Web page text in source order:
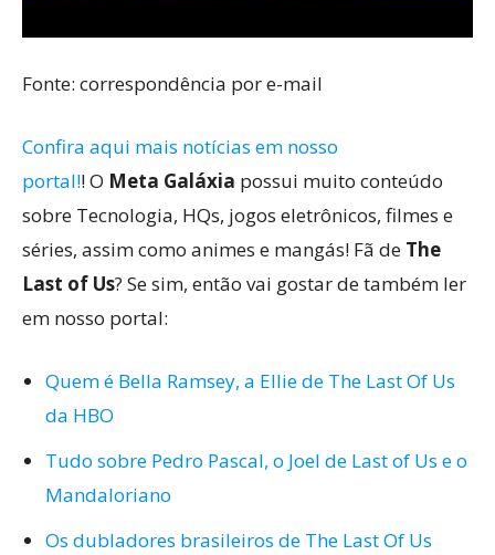
Fonte: correspondência por e-mail
Confira aqui mais notícias em nosso
portal!! O Meta Galáxia possui muito conteúdo
sobre Tecnologia, HQs, jogos eletrônicos, filmes e
séries, assim como animes e mangás! Fã de The
Last of Us? Se sim, então vai gostar de também ler
em nosso portal:
Quem é Bella Ramsey, a Ellie de The Last Of Us
da HBO
Tudo sobre Pedro Pascal, o Joel de Last of Us e o
Mandaloriano
Os dubladores brasileiros de The Last Of Us